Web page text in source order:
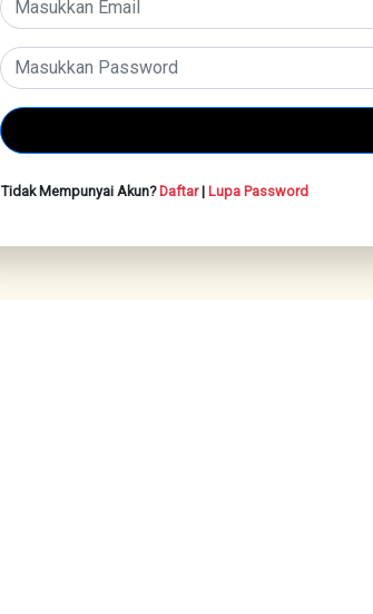
Tidak Mempunyai Akun?Daftar| Lupa Password